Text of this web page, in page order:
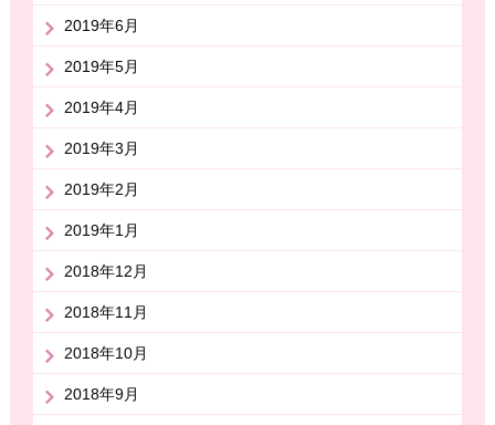
2019年6月
2019年5月
2019年4月
2019年3月
2019年2月
2019年1月
2018年12月
2018年11月
2018年10月
2018年9月